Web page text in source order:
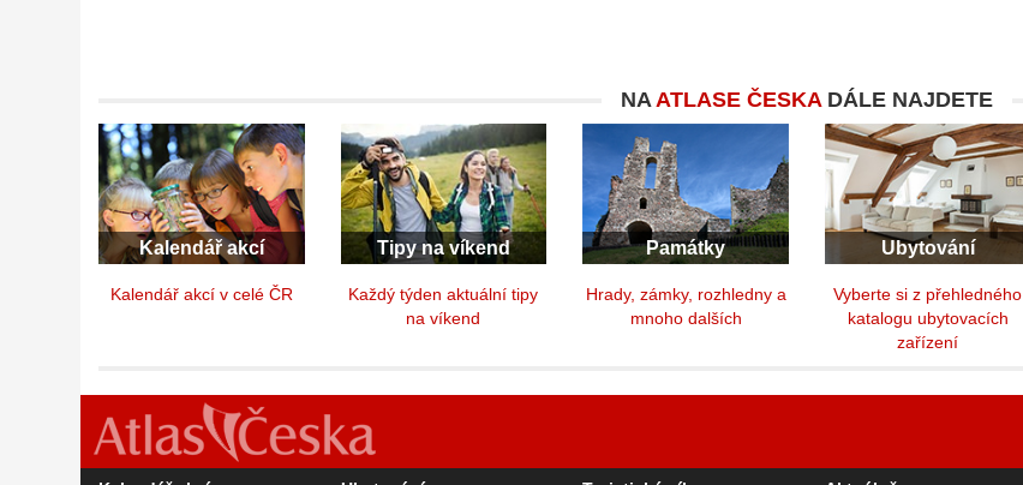
NAATLASE ČESKADÁLE NAJDETE
Kalendář akcí
Kalendář akcí v celé ČR
Tipy na víkend
Každý týden aktuální tipy
na víkend
Památky
Hrady, zámky, rozhledny a
mnoho dalších
Ubytování
Vyberte si z přehledného
katalogu ubytovacích
zařízení